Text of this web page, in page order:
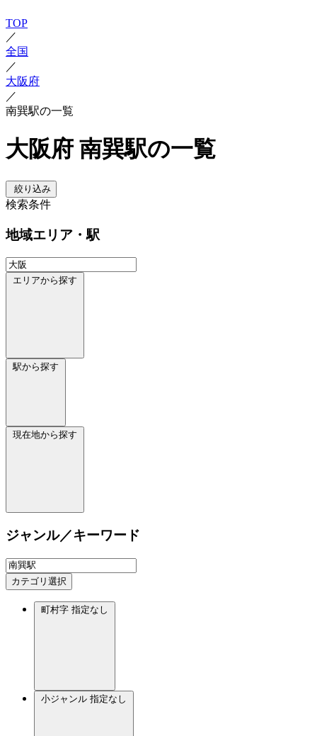
TOP
／
全国
／
大阪府
／
南巽駅の一覧
大阪府 南巽駅の一覧
絞り込み
検索条件
地域エリア・駅
エリアから探す
駅から探す
現在地から探す
ジャンル／キーワード
カテゴリ選択
町村字 指定なし
小ジャンル 指定なし